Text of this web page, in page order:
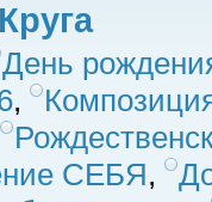
День
,
СЕБЯ,